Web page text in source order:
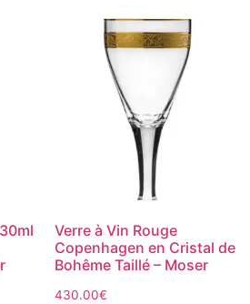
Verre à Vin Rouge
Copenhagen en Cristal de
Bohême Taillé – Moser
430.00€